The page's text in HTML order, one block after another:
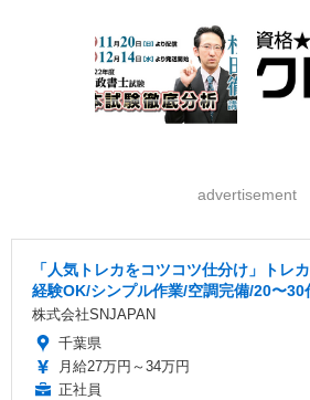
advertisement
「人気トレカをコツコツ仕分け」トレ
経験OK/シンプル作業/空調完備/20〜30
株式会社SNJAPAN
千葉県
月給27万円～34万円
正社員